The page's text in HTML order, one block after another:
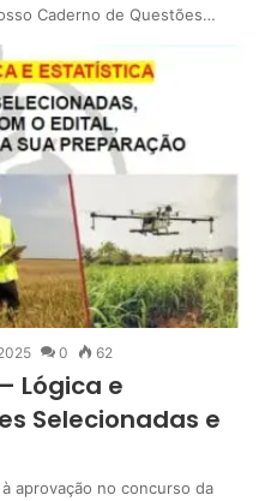
Caderno de Questões…
0 62
Lógica e
Selecionadas e
aprovação no concurso da